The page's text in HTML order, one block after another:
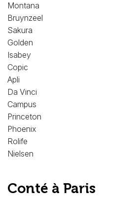
Montana
Bruynzeel
Sakura
Golden
Isabey
Copic
Apli
Da Vinci
Campus
Princeton
Phoenix
Rolife
Nielsen
Conté à Paris